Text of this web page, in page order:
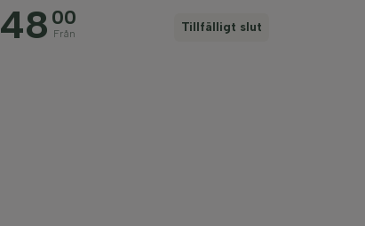
48 00
Från Tillfälligt slut